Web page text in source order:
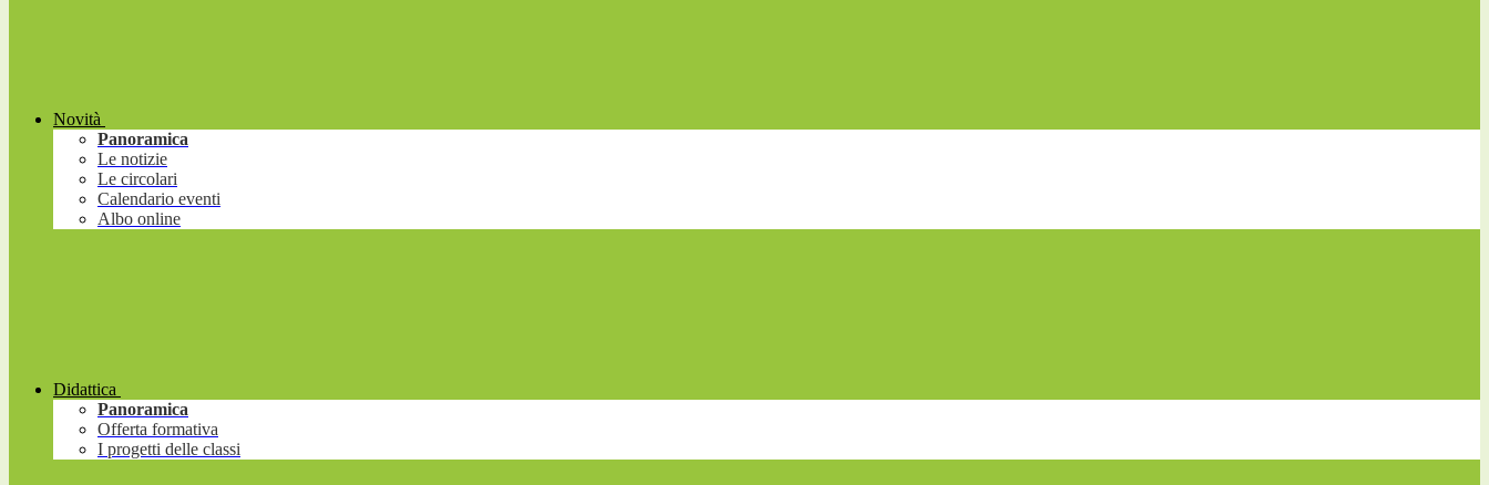
Novità
Panoramica
Le notizie
Le circolari
Calendario eventi
Albo online
Didattica
Panoramica
Offerta formativa
I progetti delle classi